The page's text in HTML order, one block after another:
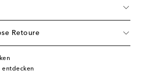
Retoure
entdecken